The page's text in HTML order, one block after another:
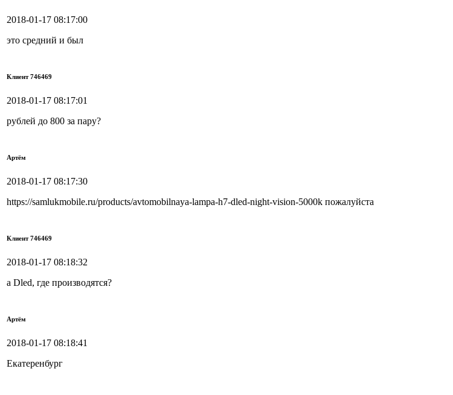
2018-01-17 08:17:00
это средний и был
Клиент 746469
2018-01-17 08:17:01
рублей до 800 за пару?
Артём
2018-01-17 08:17:30
https://samlukmobile.ru/products/avtomobilnaya-lampa-h7-dled-night-vision-5000k пожалуйста
Клиент 746469
2018-01-17 08:18:32
а Dled, где производятся?
Артём
2018-01-17 08:18:41
Екатеренбург